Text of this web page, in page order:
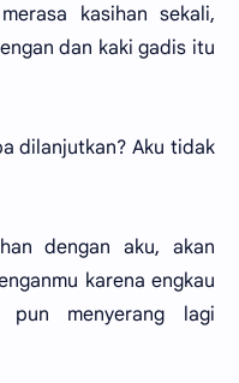
kasihan sekali,
dan kaki gadis itu
dilanjutkan? Aku tidak
dengan aku, akan
karena engkau
pun menyerang lagi